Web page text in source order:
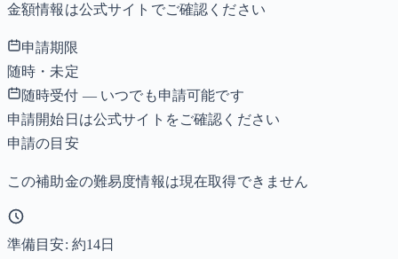
金額情報は公式サイトでご確認ください
申請期限
随時・未定
随時受付 — いつでも申請可能です
申請開始日は公式サイトをご確認ください
申請の目安
この補助金の難易度情報は現在取得できません
準備目安: 約14日